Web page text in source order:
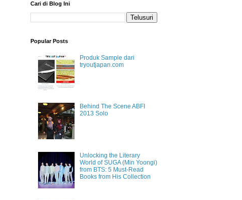
Cari di Blog Ini
Popular Posts
Produk Sample dari
tryoutjapan.com
Behind The Scene ABFI
2013 Solo
Unlocking the Literary
World of SUGA (Min Yoongi)
from BTS: 5 Must-Read
Books from His Collection